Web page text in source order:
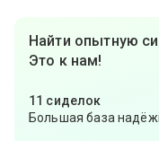
Найти опытную
Это к нам!
11 сиделок
Большая база